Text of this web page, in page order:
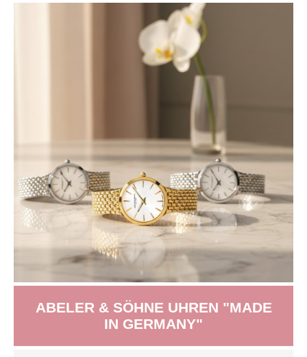
ABELER & SÖHNE UHREN "MADE
IN GERMANY"